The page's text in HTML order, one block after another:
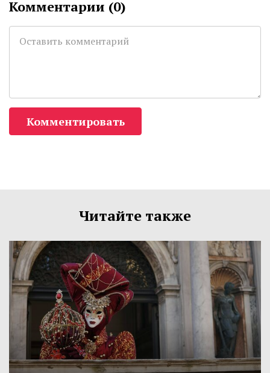
Комментарии (0)
Комментировать
Читайте также